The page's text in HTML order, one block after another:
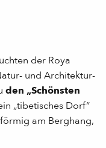
der Roya
und Architektur-
den „Schönsten
„tibetisches Dorf“
am Berghang,